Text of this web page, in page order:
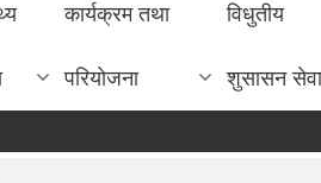
कार्यक्रम तथा
परियोजना
विधुतीय
शुसासन सेवा